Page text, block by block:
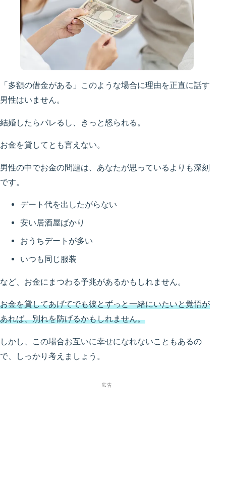
「多額の借金がある」このような場合に理由を正直に話す
男性はいません。
結婚したらバレるし、きっと怒られる。
お金を貸してとも言えない。
男性の中でお金の問題は、あなたが思っているよりも深刻
です。
デート代を出したがらない
安い居酒屋ばかり
おうちデートが多い
いつも同じ服装
など、お金にまつわる予兆があるかもしれません。
お金を貸してあげてでも彼とずっと一緒にいたいと覚悟が
あれば、別れを防げるかもしれません。
しかし、この場合お互いに幸せになれないこともあるの
で、しっかり考えましょう。
広告